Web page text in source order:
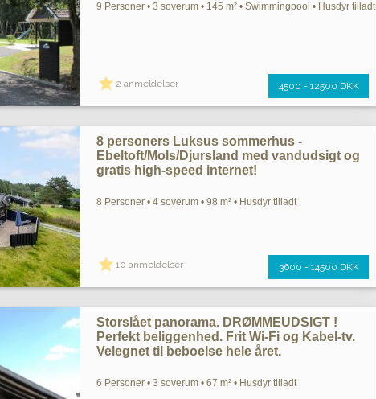
9 Personer • 3 soverum • 145 m² • Swimmingpool • Husdyr tilladt
2 anmeldelser 4500 - 12500 DKK
8 personers Luksus sommerhus -
Ebeltoft/Mols/Djursland med vandudsigt og
gratis high-speed internet!
8 Personer • 4 soverum • 98 m² • Husdyr tilladt
10 anmeldelser 3600 - 14500 DKK
Storslået panorama. DRØMMEUDSIGT !
Perfekt beliggenhed. Frit Wi-Fi og Kabel-tv.
Velegnet til beboelse hele året.
6 Personer • 3 soverum • 67 m² • Husdyr tilladt